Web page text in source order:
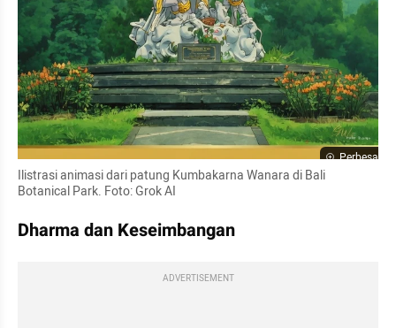
Perbesar
Ilistrasi animasi dari patung Kumbakarna Wanara di Bali
Botanical Park. Foto: Grok AI
Dharma dan Keseimbangan
ADVERTISEMENT